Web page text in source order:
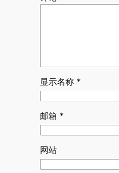
显示名称 *
邮箱 *
网站